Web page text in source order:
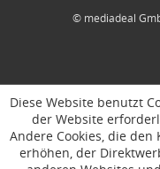
© mediadeal
Diese Website benutzt
der Website
Andere Cookies, die
erhöhen, der